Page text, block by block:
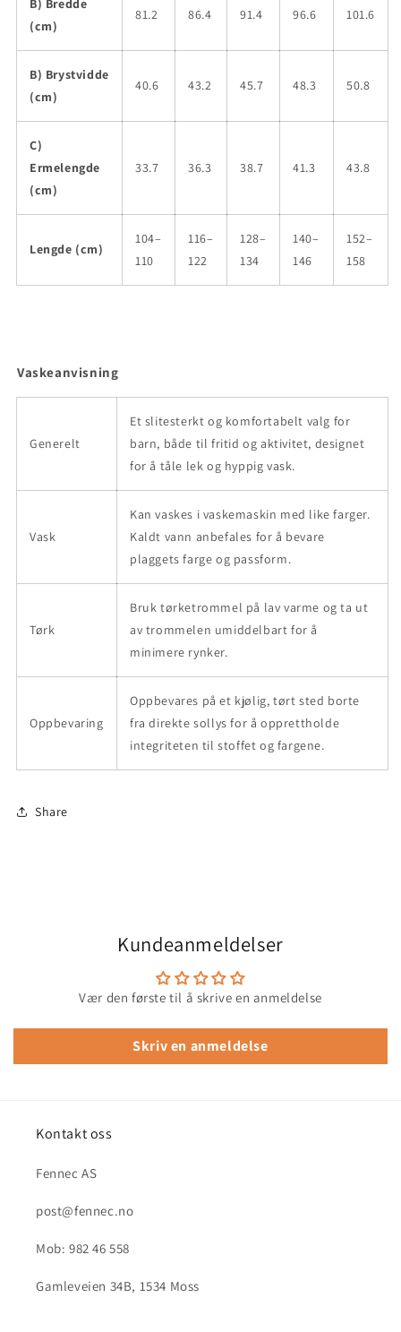
B) Bredde
(cm)
81.2 86.4 91.4 96.6 101.6
B) Brystvidde
(cm)
40.6 43.2 45.7 48.3 50.8
C)
Ermelengde
(cm)
33.7 36.3 38.7 41.3 43.8
Lengde (cm)
104–
110
116–
122
128–
134
140–
146
152–
158
Vaskeanvisning
Generelt
Et slitesterkt og komfortabelt valg for
barn, både til fritid og aktivitet, designet
for å tåle lek og hyppig vask.
Vask
Kan vaskes i vaskemaskin med like farger.
Kaldt vann anbefales for å bevare
plaggets farge og passform.
Tørk
Bruk tørketrommel på lav varme og ta ut
av trommelen umiddelbart for å
minimere rynker.
Oppbevaring
Oppbevares på et kjølig, tørt sted borte
fra direkte sollys for å opprettholde
integriteten til stoffet og fargene.
Share
Kundeanmeldelser
Vær den første til å skrive en anmeldelse
Skriv en anmeldelse
Kontakt oss
Fennec AS
post@fennec.no
Mob: 982 46 558
Gamleveien 34B, 1534 Moss